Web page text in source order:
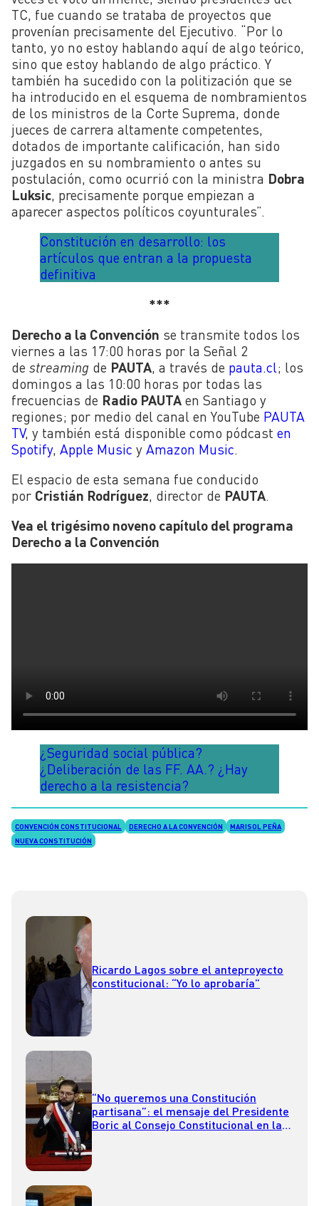
TC, fue cuando se trataba de proyectos que
provenían precisamente del Ejecutivo. “Por lo
tanto, yo no estoy hablando aquí de algo teórico,
sino que estoy hablando de algo práctico. Y
también ha sucedido con la politización que se
ha introducido en el esquema de nombramientos
de los ministros de la Corte Suprema, donde
jueces de carrera altamente competentes,
dotados de importante calificación, han sido
juzgados en su nombramiento o antes su
postulación, como ocurrió con la ministra Dobra
Luksic, precisamente porque empiezan a
aparecer aspectos políticos coyunturales”.
Constitución en desarrollo: los
artículos que entran a la propuesta
definitiva
***
Derecho a la Convención se transmite todos los
viernes a las 17:00 horas por la Señal 2
de streaming de PAUTA, a través de pauta.cl; los
domingos a las 10:00 horas por todas las
frecuencias de Radio PAUTA en Santiago y
regiones; por medio del canal en YouTube PAUTA
TV, y también está disponible como pódcast en
Spotify, Apple Music y Amazon Music.
El espacio de esta semana fue conducido
por Cristián Rodríguez, director de PAUTA.
Vea el trigésimo noveno capítulo del programa
Derecho a la Convención
¿Seguridad social pública?
¿Deliberación de las FF. AA.? ¿Hay
derecho a la resistencia?
CONVENCIÓN CONSTITUCIONAL DERECHO A LA CONVENCIÓN
MARISOL PEÑA
NUEVA CONSTITUCIÓN
Ricardo Lagos sobre el anteproyecto
constitucional: “Yo lo aprobaría”
“No queremos una Constitución
partisana”: el mensaje del Presidente
Boric al Consejo Constitucional en la